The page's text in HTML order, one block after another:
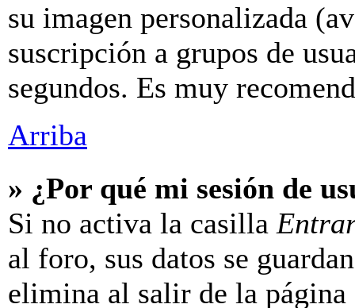
su imagen personalizada
suscripción a grupos de
segundos. Es muy
Arriba
» ¿Por qué mi sesión de
Si no activa la casilla
al foro, sus datos se
elimina al salir de la